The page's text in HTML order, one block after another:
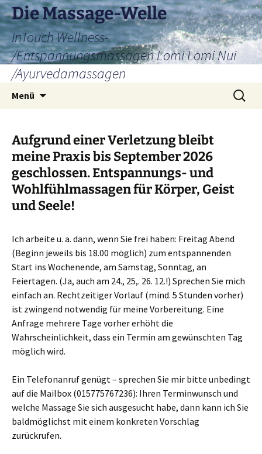
Zum
Inhalt
springen
Die Massage-Welle
InTouch Wellness-
/Entspannungsmassagen Lomi Lomi Nui
/Ayurvedamassagen
Menü
Suchen
nach:
Aufgrund einer Verletzung bleibt
meine Praxis bis September 2026
geschlossen. Entspannungs- und
Wohlfühlmassagen für Körper, Geist
und Seele!
Ich arbeite u. a. dann, wenn Sie frei haben: Freitag Abend
(Beginn jeweils bis 18.00 möglich) zum entspannenden
Start ins Wochenende, am Samstag, Sonntag, an
Feiertagen. (Ja, auch am 24., 25,. 26. 12.!) Sprechen Sie mich
einfach an. Rechtzeitiger Vorlauf (mind. 5 Stunden vorher)
ist zwingend notwendig für meine Vorbereitung. Eine
Anfrage mehrere Tage vorher erhöht die
Wahrscheinlichkeit, dass ein Termin am gewünschten Tag
möglich wird.
Ein Telefonanruf genügt – sprechen Sie mir bitte unbedingt
auf die Mailbox (015775767236): Ihren Terminwunsch und
welche Massage Sie sich ausgesucht habe, dann kann ich Sie
baldmöglichst mit einem konkreten Vorschlag
zurückrufen.